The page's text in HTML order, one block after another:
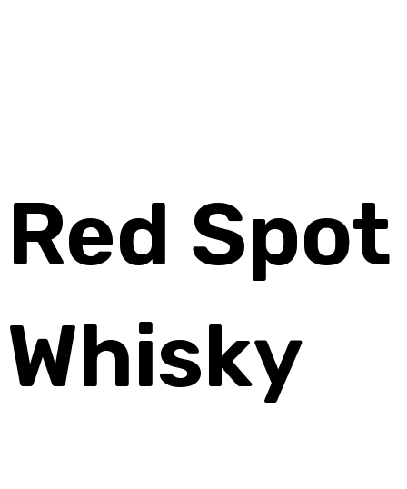
Red Spot
Whisky